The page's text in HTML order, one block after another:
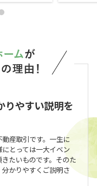
りやすい説明を
産取引です。一生に
とっては一大イベン
たいものです。そのた
かりやすくご説明さ